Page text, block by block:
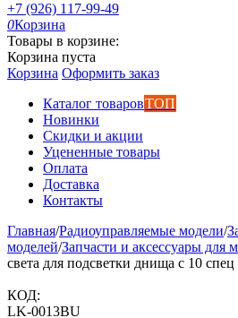
+7 (926) 117-99-49
0Корзина
Товары в корзине:
Корзина пуста
Корзина Оформить заказ
Каталог товаровТОП
Новинки
Скидки и акции
Уцененные товары
Оплата
Доставка
Контакты
Главная/Радиоуправляемые модели/
моделей/Запчасти и аксессуары для
света для подсветки днища с 10
КОД:
LK-0013BU